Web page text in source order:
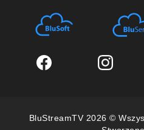
BluStreamTV 2026 ©